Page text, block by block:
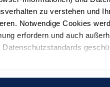
zu verstehen und
Notwendige Cookies
erfordern und auch
Datenschutzstandards
Waschmaschine
Heizung
Bügeleisen
Reinigungsutensilien